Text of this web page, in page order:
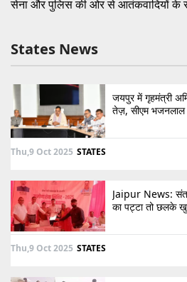
सेना और पुलिस की ओर से आतंकवादियों के
States News
जयपुर में गृहमंत्री
तेज़, सीएम भजनलाल
Thu,9 Oct 2025 STATES
Jaipur News:
का पट्टा तो छलके
Thu,9 Oct 2025 STATES